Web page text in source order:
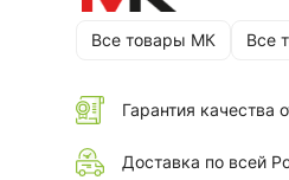
Все товары МК Все
Гарантия качества
Доставка по всей